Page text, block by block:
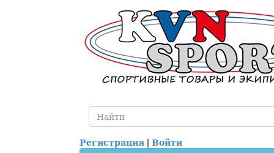
Регистрация | Войти